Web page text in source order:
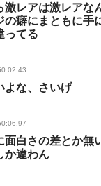
レアは激レアな
の癖にまともに手
ってる
よな、さいげ
面白さの差とか無
か違わん